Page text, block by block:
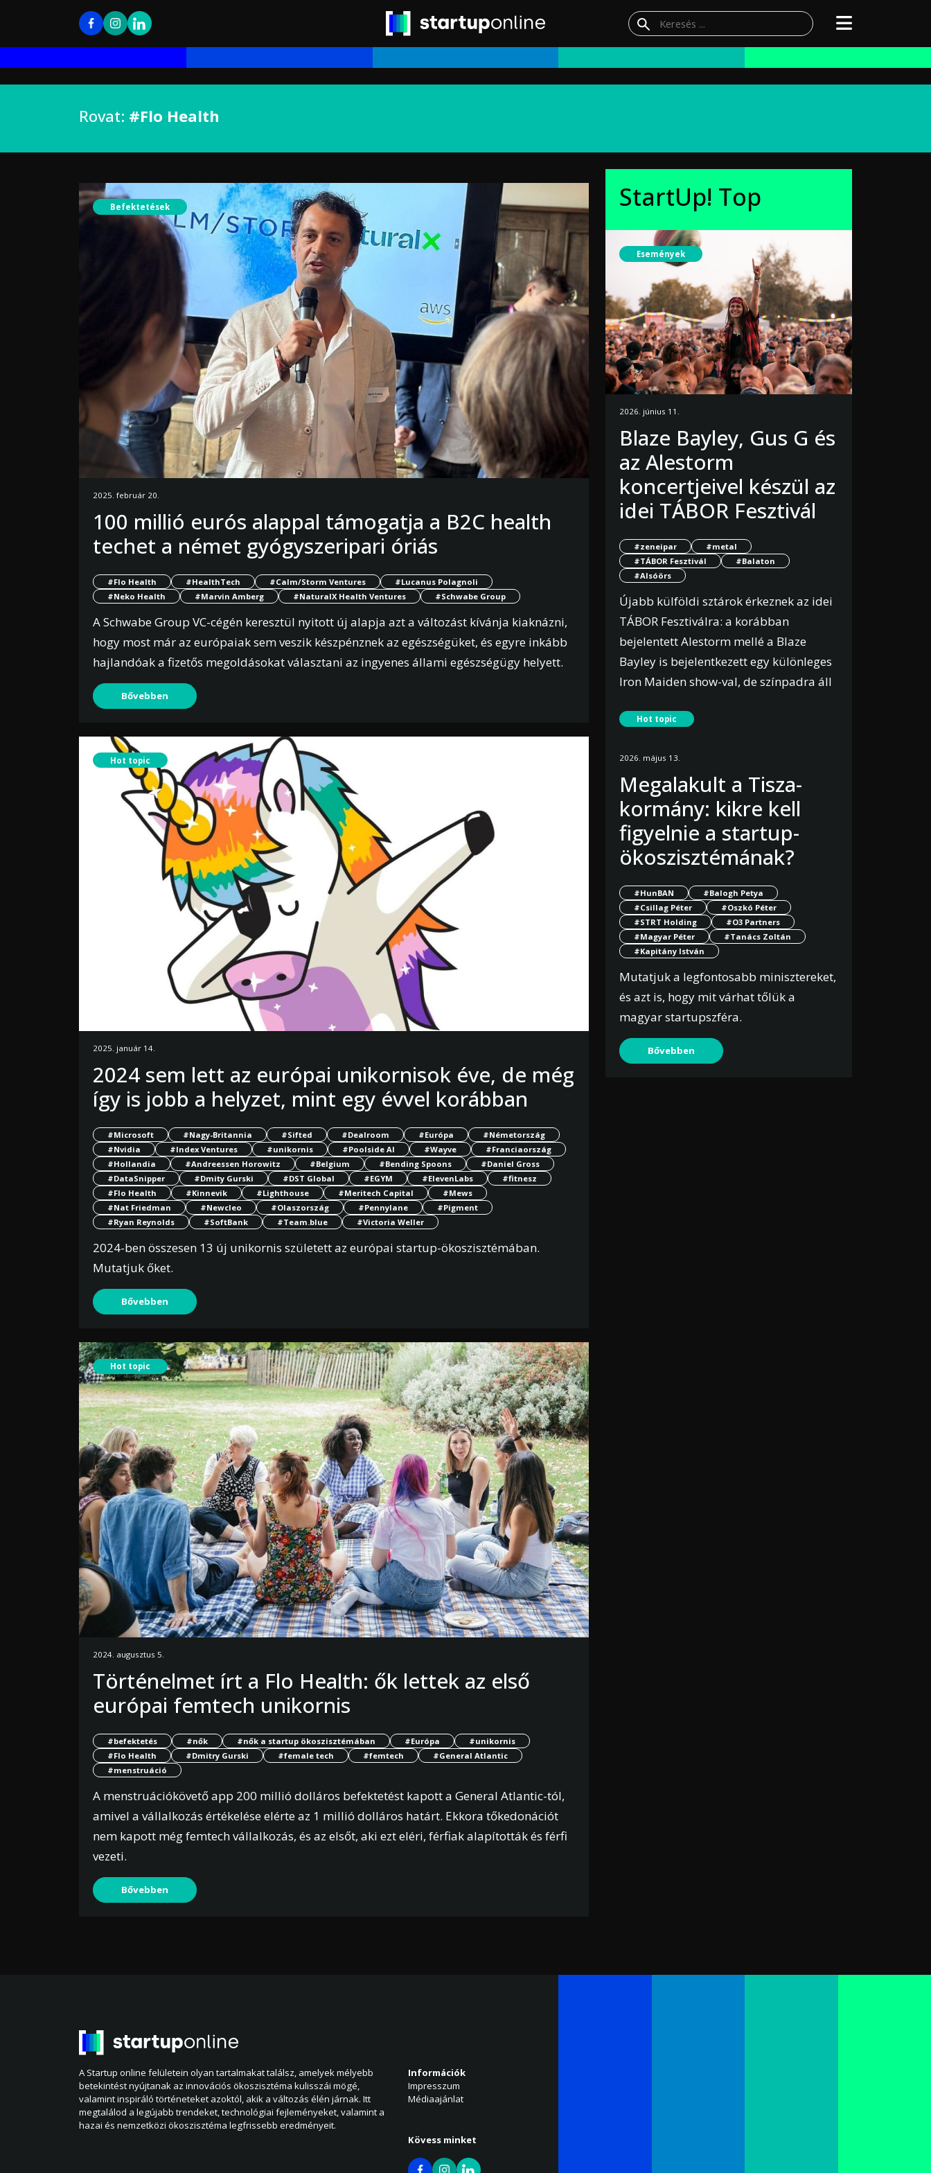
Rovat: #Flo Health
Befektetések
2025. február 20.
100 millió eurós alappal támogatja a B2C health
techet a német gyógyszeripari óriás
#Flo Health #HealthTech #Calm/Storm Ventures
#Lucanus Polagnoli
#Neko Health
#Marvin Amberg #NaturalX Health Ventures #Schwabe Group
A Schwabe Group VC-cégén keresztül nyitott új alapja azt a változást kívánja kiaknázni,
hogy most már az európaiak sem veszik készpénznek az egészségüket, és egyre inkább
hajlandóak a fizetős megoldásokat választani az ingyenes állami egészségügy helyett.
Bővebben
Hot topic
2025. január 14.
2024 sem lett az európai unikornisok éve, de még
így is jobb a helyzet, mint egy évvel korábban
#Microsoft #Nagy-Britannia #Sifted #Dealroom #Európa
#Németország
#Nvidia
#Index Ventures #unikornis #Poolside AI #Wayve
#Franciaország
#Hollandia
#Andreessen Horowitz #Belgium #Bending Spoons
#Daniel Gross
#DataSnipper
#Dmity Gurski #DST Global #EGYM #ElevenLabs
#fitnesz
#Flo Health
#Kinnevik #Lighthouse #Meritech Capital
#Mews
#Nat Friedman
#Newcleo #Olaszország #Pennylane
#Pigment
#Ryan Reynolds
#SoftBank #Team.blue #Victoria Weller
2024-ben összesen 13 új unikornis született az európai startup-ökoszisztémában.
Mutatjuk őket.
Bővebben
Hot topic
2024. augusztus 5.
Történelmet írt a Flo Health: ők lettek az első
európai femtech unikornis
#befektetés #nők #nők a startup ökoszisztémában #Európa
#unikornis
#Flo Health
#Dmitry Gurski #female tech #femtech
#General Atlantic
#menstruáció
A menstruációkövető app 200 millió dolláros befektetést kapott a General Atlantic-tól,
amivel a vállalkozás értékelése elérte az 1 millió dolláros határt. Ekkora tőkedonációt
nem kapott még femtech vállalkozás, és az elsőt, aki ezt eléri, férfiak alapították és férfi
vezeti.
Bővebben
StartUp! Top
Események
2026. június 11.
Blaze Bayley, Gus G és
az Alestorm
koncertjeivel készül az
idei TÁBOR Fesztivál
#zeneipar
#metal
#TÁBOR Fesztivál
#Balaton
#Alsóörs
Újabb külföldi sztárok érkeznek az idei
TÁBOR Fesztiválra: a korábban
bejelentett Alestorm mellé a Blaze
Bayley is bejelentkezett egy különleges
Iron Maiden show-val, de színpadra áll
Black Sabbath, Rainbow és Ozzy
legnagyobb, Balaton-parti rock
házibulijára számos hazai rock és
metal zenekar is visszaigazolta az
érkezését.
Bővebben
Hot topic
2026. május 13.
Megalakult a Tisza-
kormány: kikre kell
figyelnie a startup-
ökoszisztémának?
#HunBAN
#Balogh Petya
#Csillag Péter
#Oszkó Péter
#STRT Holding
#O3 Partners
#Magyar Péter
#Tanács Zoltán
#Kapitány István
Mutatjuk a legfontosabb minisztereket,
és azt is, hogy mit várhat tőlük a
magyar startupszféra.
Bővebben
A Startup online felületein olyan tartalmakat találsz, amelyek mélyebb
betekintést nyújtanak az innovációs ökoszisztéma kulisszái mögé,
valamint inspiráló történeteket azoktól, akik a változás élén járnak. Itt
megtalálod a legújabb trendeket, technológiai fejleményeket, valamint a
hazai és nemzetközi ökoszisztéma legfrissebb eredményeit.
Információk
Impresszum
Médiaajánlat
Kövess minket